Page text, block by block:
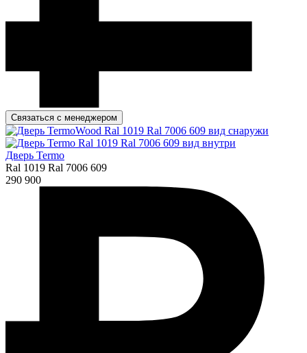
Связаться с менеджером
Дверь Termo
Ral 1019 Ral 7006 609
290 900